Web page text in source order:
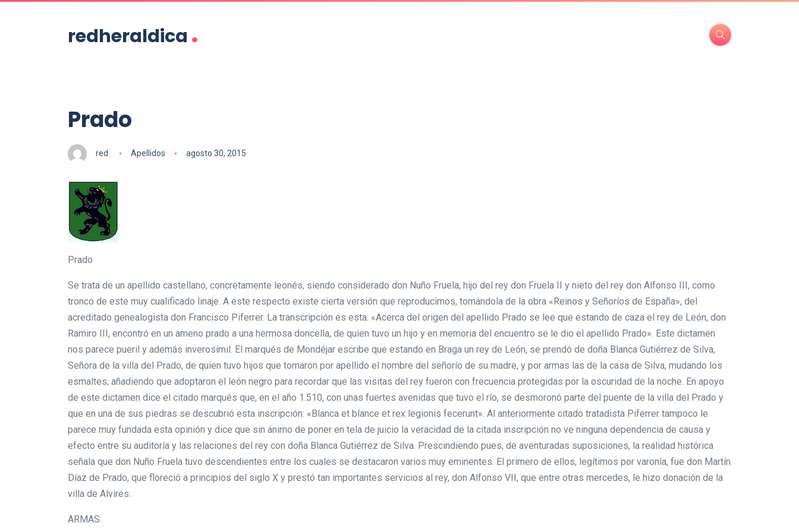
redheraldica .
Prado
red Apellidos agosto 30, 2015
Prado
Se trata de un apellido castellano, concretamente leonés, siendo considerado don Nuño Fruela, hijo del rey don Fruela II y nieto del rey don Alfonso III, como
tronco de este muy cualificado linaje. A este respecto existe cierta versión que reproducimos, tomándola de la obra «Reinos y Señoríos de España», del
acreditado genealogista don Francisco Piferrer. La transcripción es esta: «Acerca del origen del apellido Prado se lee que estando de caza el rey de León, don
Ramiro III, encontró en un ameno prado a una hermosa doncella, de quien tuvo un hijo y en memoria del encuentro se le dio el apellido Prado». Este dictamen
nos parece pueril y además inverosímil. El marqués de Mondéjar escribe que estando en Braga un rey de León, se prendó de doña Blanca Gutiérrez de Silva,
Señora de la villa del Prado, de quien tuvo hijos que tomaron por apellido el nombre del señorío de su madre, y por armas las de la casa de Silva, mudando los
esmaltes; añadiendo que adoptaron el león negro para recordar que las visitas del rey fueron con frecuencia protegidas por la oscuridad de la noche. En apoyo
de este dictamen dice el citado marqués que, en el año 1.510, con unas fuertes avenidas que tuvo el río, se desmoronó parte del puente de la villa del Prado y
que en una de sus piedras se descubrió esta inscripción: «Blanca et blance et rex legionis fecerunt». Al anteriormente citado tratadista Piferrer tampoco le
parece muy fundada esta opinión y dice que sin ánimo de poner en tela de juicio la veracidad de la citada inscripción no ve ninguna dependencia de causa y
efecto entre su auditoría y las relaciones del rey con doña Blanca Gutiérrez de Silva. Prescindiendo pues, de aventuradas suposiciones, la realidad histórica
señala que don Nuño Fruela tuvo descendientes entre los cuales se destacaron varios muy eminentes. El primero de ellos, legítimos por varonía, fue don Martín
Díaz de Prado, que floreció a principios del siglo X y prestó tan importantes servicios al rey, don Alfonso VII, que entre otras mercedes, le hizo donación de la
villa de Alvires.
ARMAS: